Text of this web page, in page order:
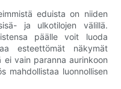
eduista on niiden
ja ulkotilojen välillä.
päälle voit luoda
esteettömät näkymät
ei vain paranna aurinkoon
mahdollistaa luonnollisen